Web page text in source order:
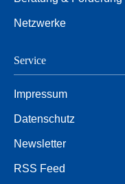
Netzwerke
Service
Impressum
Datenschutz
Newsletter
RSS Feed